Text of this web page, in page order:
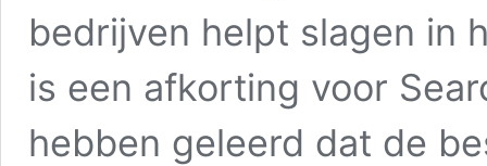
bedrijven helpt slagen in
is een afkorting voor
hebben geleerd dat de